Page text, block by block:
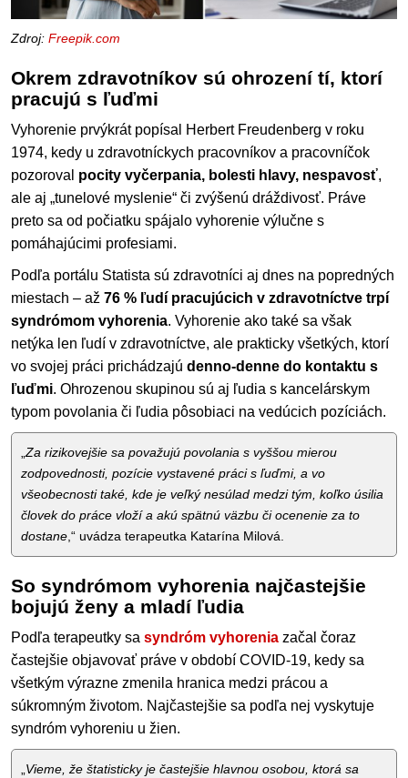
Zdroj: Freepik.com
Okrem zdravotníkov sú ohrození tí, ktorí
pracujú s ľuďmi
Vyhorenie prvýkrát popísal Herbert Freudenberg v roku
1974, kedy u zdravotníckych pracovníkov a pracovníčok
pozoroval pocity vyčerpania, bolesti hlavy, nespavosť,
ale aj „tunelové myslenie“ či zvýšenú dráždivosť. Práve
preto sa od počiatku spájalo vyhorenie výlučne s
pomáhajúcimi profesiami.
Podľa portálu Statista sú zdravotníci aj dnes na popredných
miestach – až 76 % ľudí pracujúcich v zdravotníctve trpí
syndrómom vyhorenia. Vyhorenie ako také sa však
netýka len ľudí v zdravotníctve, ale prakticky všetkých, ktorí
vo svojej práci prichádzajú denno-denne do kontaktu s
ľuďmi. Ohrozenou skupinou sú aj ľudia s kancelárskym
typom povolania či ľudia pôsobiaci na vedúcich pozíciách.
„Za rizikovejšie sa považujú povolania s vyššou mierou
zodpovednosti, pozície vystavené práci s ľuďmi, a vo
všeobecnosti také, kde je veľký nesúlad medzi tým, koľko úsilia
človek do práce vloží a akú spätnú väzbu či ocenenie za to
dostane,“ uvádza terapeutka Katarína Milová.
So syndrómom vyhorenia najčastejšie
bojujú ženy a mladí ľudia
Podľa terapeutky sa syndróm vyhorenia začal čoraz
častejšie objavovať práve v období COVID-19, kedy sa
všetkým výrazne zmenila hranica medzi prácou a
súkromným životom. Najčastejšie sa podľa nej vyskytuje
syndróm vyhoreniu u žien.
„Vieme, že štatisticky je častejšie hlavnou osobou, ktorá sa